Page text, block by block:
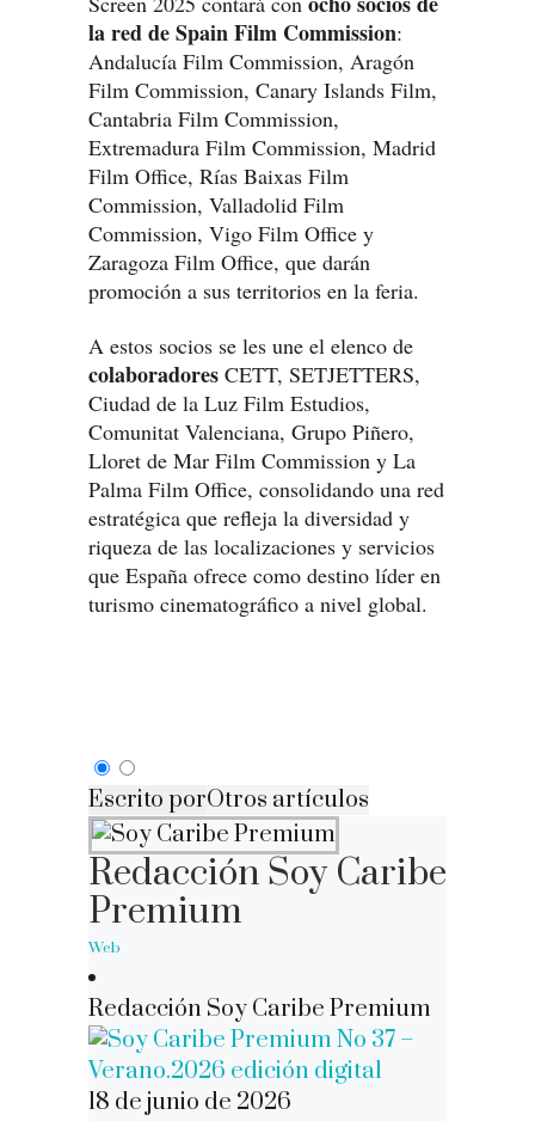
la red de Spain Film Commission:
Andalucía Film Commission, Aragón
Film Commission, Canary Islands Film,
Cantabria Film Commission,
Extremadura Film Commission, Madrid
Film Office, Rías Baixas Film
Commission, Valladolid Film
Commission, Vigo Film Office y
Zaragoza Film Office, que darán
promoción a sus territorios en la feria.
A estos socios se les une el elenco de
colaboradores CETT, SETJETTERS,
Ciudad de la Luz Film Estudios,
Comunitat Valenciana, Grupo Piñero,
Lloret de Mar Film Commission y La
Palma Film Office, consolidando una red
estratégica que refleja la diversidad y
riqueza de las localizaciones y servicios
que España ofrece como destino líder en
turismo cinematográfico a nivel global.
Escrito porOtros artículos
Redacción Soy Caribe
Premium
Web
Redacción Soy Caribe Premium
18 de junio de 2026